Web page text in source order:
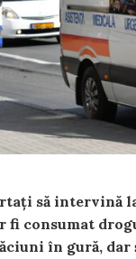
să intervină
fi consumat
în gură,